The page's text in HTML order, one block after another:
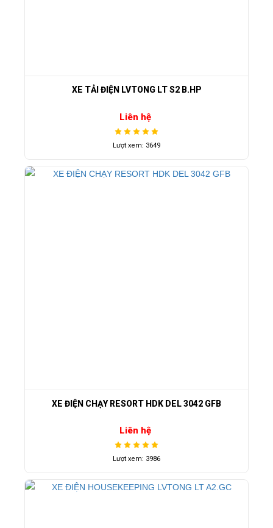
XE TẢI ĐIỆN LVTONG LT S2 B.HP
Liên hệ
Lượt xem: 3649
XE ĐIỆN CHẠY RESORT HDK DEL 3042 GFB
Liên hệ
Lượt xem: 3986